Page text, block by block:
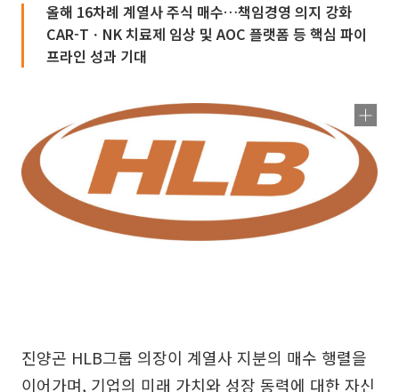
올해 16차례 계열사 주식 매수…책임경영 의지 강화
CAR-TㆍNK 치료제 임상 및 AOC 플랫폼 등 핵심 파이
프라인 성과 기대
진양곤 HLB그룹 의장이 계열사 지분의 매수 행렬을
이어가며, 기업의 미래 가치와 성장 동력에 대한 자신